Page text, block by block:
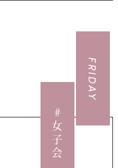
FRIDAY
#女子会